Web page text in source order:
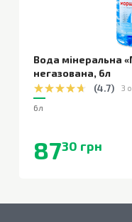
Вода мінеральна
негазована, 6л
(4.7) 3
6л
8730 грн